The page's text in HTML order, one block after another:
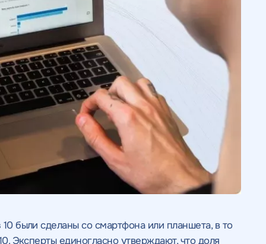
были сделаны со смартфона или планшета, в то
Эксперты единогласно утверждают, что доля